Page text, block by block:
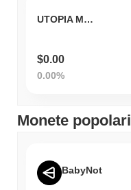
UTOPIA META
$0.00
0.00%
Monete popolari
BabyNot